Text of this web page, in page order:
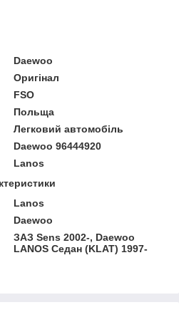
Daewoo
Оригінал
FSO
Польща
Легковий автомобіль
Daewoo 96444920
Lanos
Lanos
Daewoo
ЗАЗ Sens 2002-, Daewoo
LANOS Седан (KLAT) 1997-